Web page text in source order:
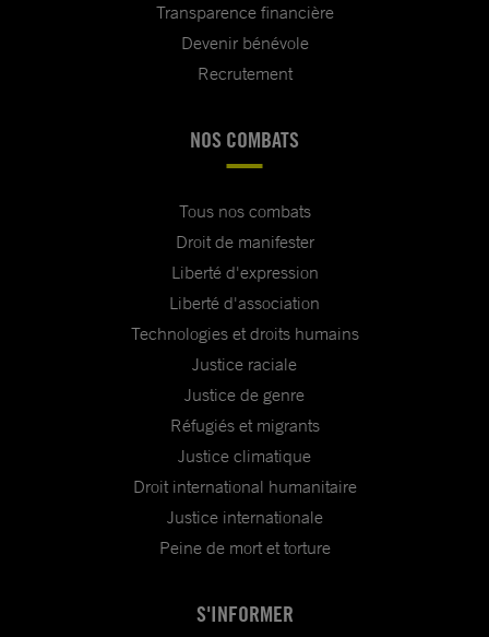
Transparence financière
Devenir bénévole
Recrutement
NOS COMBATS
Tous nos combats
Droit de manifester
Liberté d'expression
Liberté d'association
Technologies et droits humains
Justice raciale
Justice de genre
Réfugiés et migrants
Justice climatique
Droit international humanitaire
Justice internationale
Peine de mort et torture
S'INFORMER